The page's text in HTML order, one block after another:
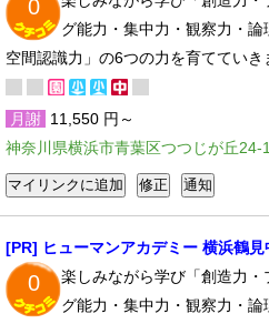
0
グ能力・集中力・観察力・論
空間認識力」の6つの力を育てていき
月謝 11,550 円～
神奈川県横浜市青葉区つつじが丘24-
[PR] ヒューマンアカデミー 横浜鶴見
0
楽しみながら学び「創造力・
グ能力・集中力・観察力・論